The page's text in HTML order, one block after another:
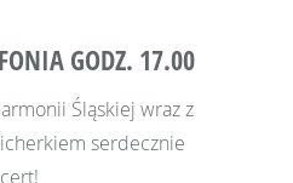
GODZ. 17.00
Śląskiej wraz z
serdecznie